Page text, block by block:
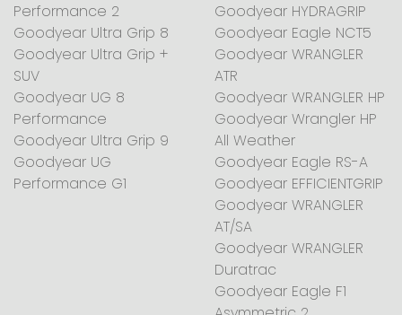
Performance 2
Goodyear Ultra Grip 8
Goodyear Ultra Grip +
SUV
Goodyear UG 8
Performance
Goodyear Ultra Grip 9
Goodyear UG
Performance G1
Goodyear HYDRAGRIP
Goodyear Eagle NCT5
Goodyear WRANGLER
ATR
Goodyear WRANGLER HP
Goodyear Wrangler HP
All Weather
Goodyear Eagle RS-A
Goodyear EFFICIENTGRIP
Goodyear WRANGLER
AT/SA
Goodyear WRANGLER
Duratrac
Goodyear Eagle F1